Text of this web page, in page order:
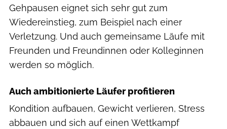
Gehpausen eignet sich sehr gut zum
Wiedereinstieg, zum Beispiel nach einer
Verletzung. Und auch gemeinsame Läufe mit
Freunden und Freundinnen oder Kolleginnen
werden so möglich.
Auch ambitionierte Läufer profitieren
Kondition aufbauen, Gewicht verlieren, Stress
abbauen und sich auf einen Wettkampf